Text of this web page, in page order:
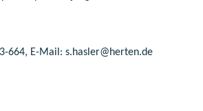
664, E-Mail: s.hasler@herten.de